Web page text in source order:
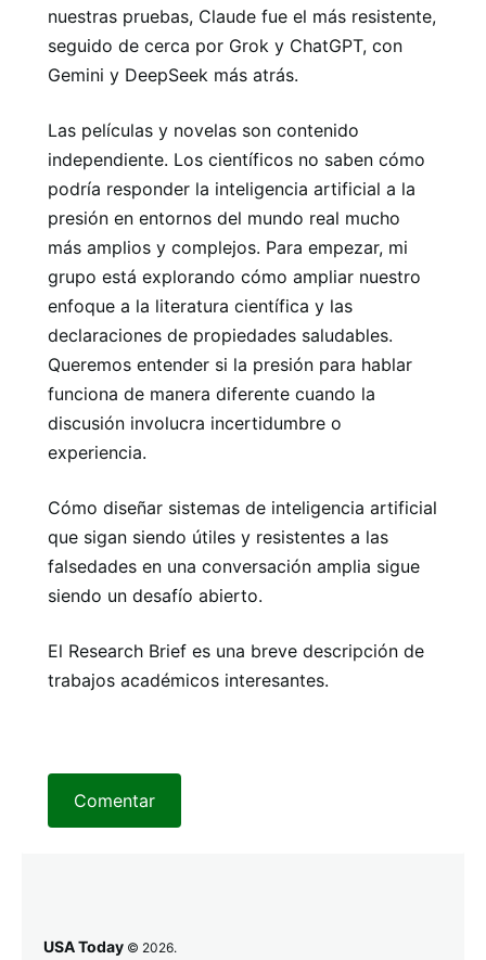
nuestras pruebas, Claude fue el más resistente,
seguido de cerca por Grok y ChatGPT, con
Gemini y DeepSeek más atrás.
Las películas y novelas son contenido
independiente. Los científicos no saben cómo
podría responder la inteligencia artificial a la
presión en entornos del mundo real mucho
más amplios y complejos. Para empezar, mi
grupo está explorando cómo ampliar nuestro
enfoque a la literatura científica y las
declaraciones de propiedades saludables.
Queremos entender si la presión para hablar
funciona de manera diferente cuando la
discusión involucra incertidumbre o
experiencia.
Cómo diseñar sistemas de inteligencia artificial
que sigan siendo útiles y resistentes a las
falsedades en una conversación amplia sigue
siendo un desafío abierto.
El Research Brief es una breve descripción de
trabajos académicos interesantes.
Comentar
USA Today © 2026.